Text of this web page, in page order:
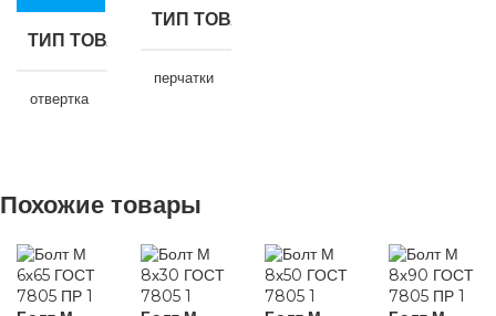
ТИП ТОВАРА
отвертка
для хозяйственно-
БРЕНД Sparta
ТИП ТОВАРА
перчатки
для строительства
для хозяйственно-
ВИД РАБОТ
универсальные
Похожие товары